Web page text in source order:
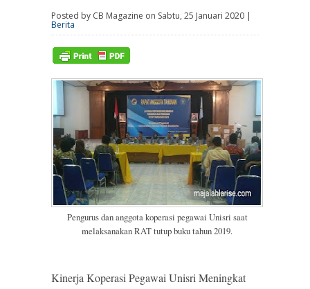
Posted by CB Magazine on Sabtu, 25 Januari 2020 |
Berita
Pengurus dan anggota koperasi pegawai Unisri saat
melaksanakan RAT tutup buku tahun 2019.
Kinerja Koperasi Pegawai Unisri Meningkat